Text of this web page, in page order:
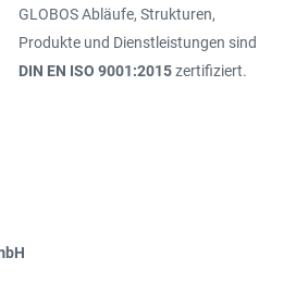
GLOBOS Abläufe, Strukturen,
Produkte und Dienstleistungen sind
DIN EN ISO 9001:2015zertifiziert.